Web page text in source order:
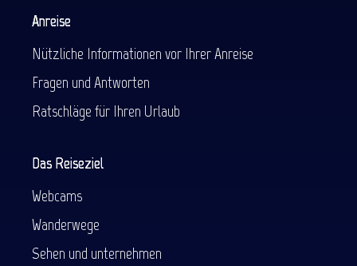
Anreise
Nützliche Informationen vor Ihrer Anreise
Fragen und Antworten
Ratschläge für Ihren Urlaub
Das Reiseziel
Webcams
Wanderwege
Sehen und unternehmen